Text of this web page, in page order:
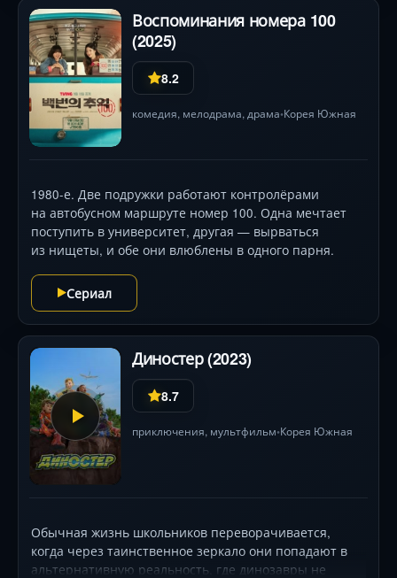
Воспоминания номера 100
(2025)
8.2
комедия, мелодрама, драма•Корея Южная
1980-е. Две подружки работают контролёрами
на автобусном маршруте номер 100. Одна мечтает
поступить в университет, другая — вырваться
из нищеты, и обе они влюблены в одного парня.
Сериал
Диностер (2023)
8.7
приключения, мультфильм•Корея Южная
Обычная жизнь школьников переворачивается,
когда через таинственное зеркало они попадают в
альтернативную реальность, где динозавры не